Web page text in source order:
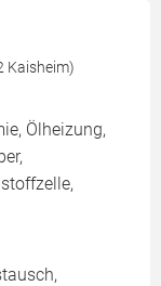
Kaisheim)
Ölheizung,